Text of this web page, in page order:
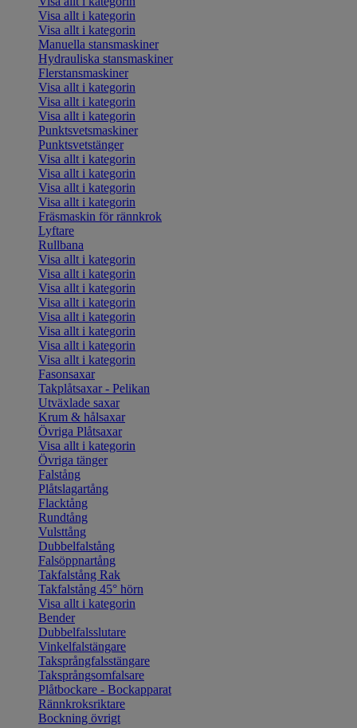
Visa allt i kategorin
Visa allt i kategorin
Manuella stansmaskiner
Hydrauliska stansmaskiner
Flerstansmaskiner
Visa allt i kategorin
Visa allt i kategorin
Visa allt i kategorin
Punktsvetsmaskiner
Punktsvetstänger
Visa allt i kategorin
Visa allt i kategorin
Visa allt i kategorin
Visa allt i kategorin
Fräsmaskin för rännkrok
Lyftare
Rullbana
Visa allt i kategorin
Visa allt i kategorin
Visa allt i kategorin
Visa allt i kategorin
Visa allt i kategorin
Visa allt i kategorin
Visa allt i kategorin
Visa allt i kategorin
Fasonsaxar
Takplåtsaxar - Pelikan
Utväxlade saxar
Krum & hålsaxar
Övriga Plåtsaxar
Visa allt i kategorin
Övriga tänger
Falstång
Plåtslagartång
Flacktång
Rundtång
Vulsttång
Dubbelfalstång
Falsöppnartång
Takfalstång Rak
Takfalstång 45° hörn
Visa allt i kategorin
Bender
Dubbelfalsslutare
Vinkelfalstängare
Taksprångfalsstängare
Taksprångsomfalsare
Plåtbockare - Bockapparat
Rännkroksriktare
Bockning övrigt